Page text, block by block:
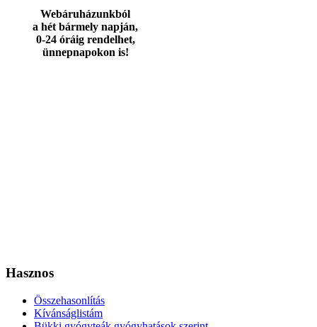
Webáruházunkból
a hét bármely napján,
0-24 óráig rendelhet,
ünnepnapokon is!
Hasznos
Összehasonlítás
Kívánságlistám